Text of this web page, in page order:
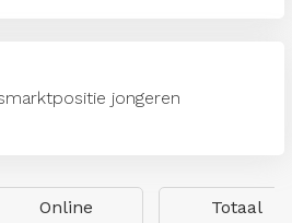
jongeren
Online
Totaal